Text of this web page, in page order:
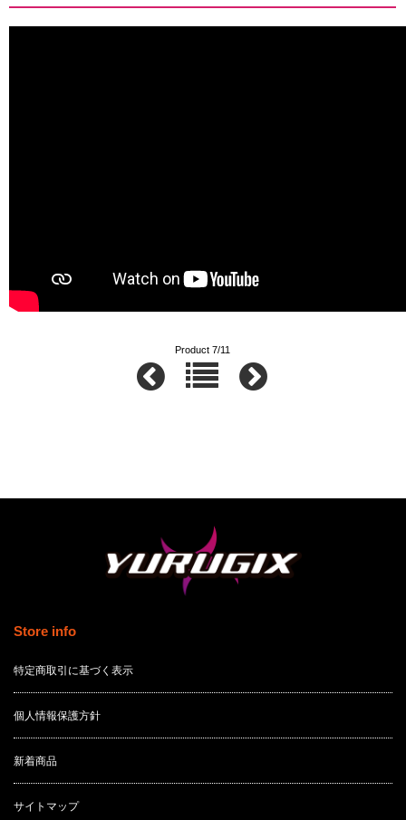
Product 7/11
Store info
特定商取引に基づく表示
個人情報保護方針
新着商品
サイトマップ